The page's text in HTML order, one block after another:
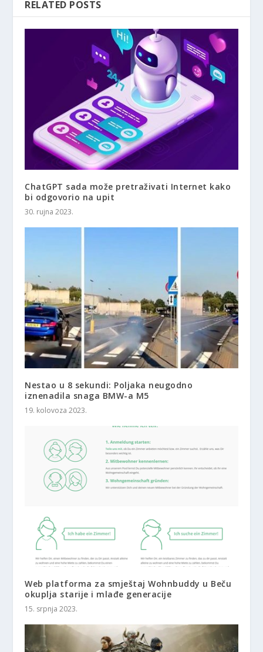
RELATED POSTS
ChatGPT sada može pretraživati ​​Internet kako
bi odgovorio na upit
30. rujna 2023.
Nestao u 8 sekundi: Poljaka neugodno
iznenadila snaga BMW-a M5
19. kolovoza 2023.
Web platforma za smještaj Wohnbuddy u Beču
okuplja starije i mlađe generacije
15. srpnja 2023.